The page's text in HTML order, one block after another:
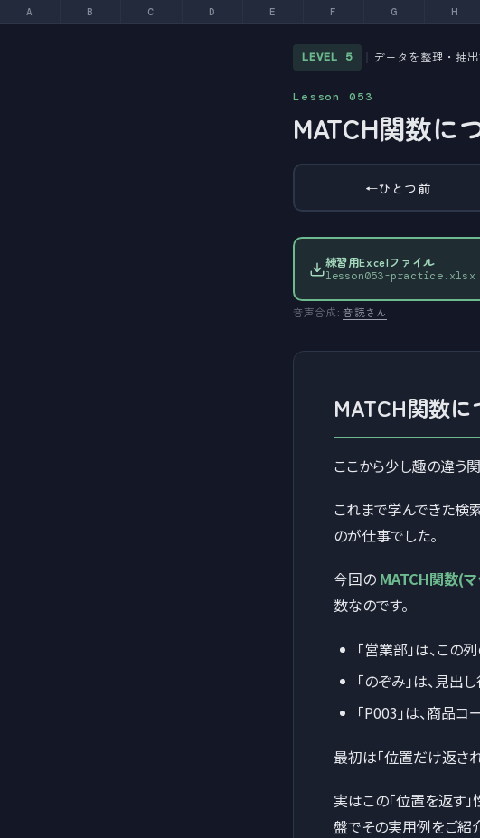
A B C D E F G H
LEVEL 5 データを整理・抽
Lesson 053
MATCH関数に
←ひとつ前
練習用Excelファイル
lesson053-practice.xlsx
音声合成:音読さん
MATCH関数に
ここから少し趣の違う
これまで学んできた検
のが仕事でした。
今回の MATCH関数(
数なのです。
「営業部」は、この
「のぞみ」は、見出
「P003」は、商品コ
最初は「位置だけ返さ
実はこの「位置を返す
盤でその実用例をご紹